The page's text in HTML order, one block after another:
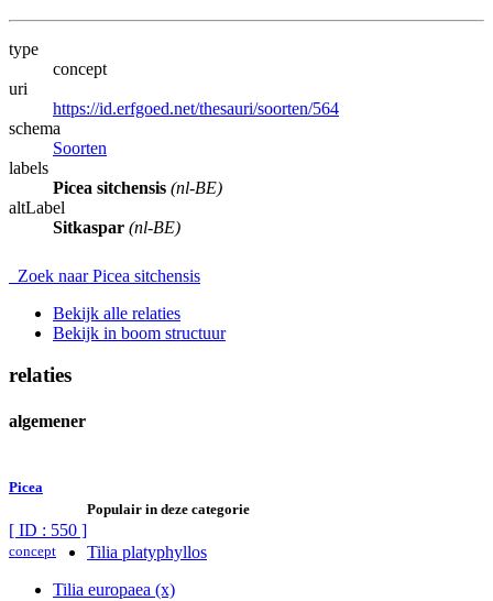
type
concept
uri
https://id.erfgoed.net/thesauri/soorten/564
schema
Soorten
labels
Picea sitchensis (nl-BE)
altLabel
Sitkaspar (nl-BE)
Zoek naar Picea sitchensis
Bekijk alle relaties
Bekijk in boom structuur
relaties
algemener
Picea
[ ID : 550 ]
concept
Populair in deze categorie
Tilia platyphyllos
Tilia europaea (x)